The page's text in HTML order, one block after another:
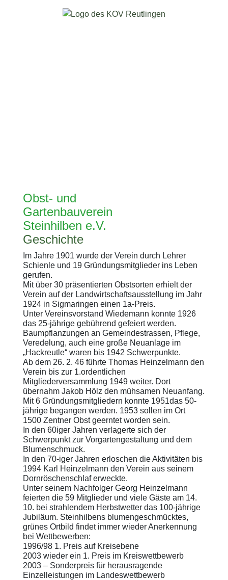
Obst- und
Gartenbauverein
Steinhilben e.V.
Geschichte
Im Jahre 1901 wurde der Verein durch Lehrer
Schienle und 19 Gründungsmitglieder ins Leben
gerufen.
Mit über 30 präsentierten Obstsorten erhielt der
Verein auf der Landwirtschaftsausstellung im Jahr
1924 in Sigmaringen einen 1a-Preis.
Unter Vereinsvorstand Wiedemann konnte 1926
das 25-jährige gebührend gefeiert werden.
Baumpflanzungen an Gemeindestrassen, Pflege,
Veredelung, auch eine große Neuanlage im
„Hackreutle“ waren bis 1942 Schwerpunkte.
Ab dem 26. 2. 46 führte Thomas Heinzelmann den
Verein bis zur 1.ordentlichen
Mitgliederversammlung 1949 weiter. Dort
übernahm Jakob Hölz den mühsamen Neuanfang.
Mit 6 Gründungsmitgliedern konnte 1951das 50-
jährige begangen werden. 1953 sollen im Ort
1500 Zentner Obst geerntet worden sein.
In den 60iger Jahren verlagerte sich der
Schwerpunkt zur Vorgartengestaltung und dem
Blumenschmuck.
In den 70-iger Jahren erloschen die Aktivitäten bis
1994 Karl Heinzelmann den Verein aus seinem
Dornröschenschlaf erweckte.
Unter seinem Nachfolger Georg Heinzelmann
feierten die 59 Mitglieder und viele Gäste am 14.
10. bei strahlendem Herbstwetter das 100-jährige
Jubiläum. Steinhilbens blumengeschmücktes,
grünes Ortbild findet immer wieder Anerkennung
bei Wettbewerben:
1996/98 1. Preis auf Kreisebene
2003 wieder ein 1. Preis im Kreiswettbewerb
2003 – Sonderpreis für herausragende
Einzelleistungen im Landeswettbewerb